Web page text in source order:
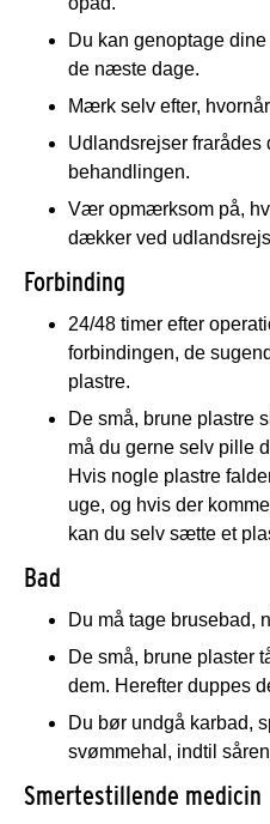
Du kan genoptage
de næste dage.
Mærk selv efter,
Udlandsrejser frarådes
behandlingen.
Vær opmærksom på,
dækker ved
Forbinding
24/48 timer efter
forbindingen, de
plastre.
De små, brune plastre
må du gerne selv pille
Hvis nogle plastre
uge, og hvis der
kan du selv sætte et
Bad
Du må tage brusebad,
De små, brune plaster
dem. Herefter duppes
Du bør undgå karbad,
svømmehal, indtil
Smertestillende medicin